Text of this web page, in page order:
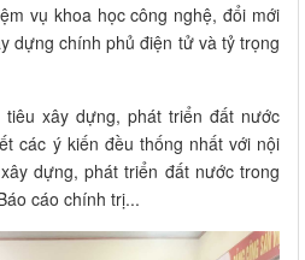
vụ khoa học công nghệ, đổi mới
dựng chính phủ điện tử và tỷ trọng
xây dựng, phát triển đất nước
các ý kiến đều thống nhất với nội
dựng, phát triển đất nước trong
cáo chính trị...